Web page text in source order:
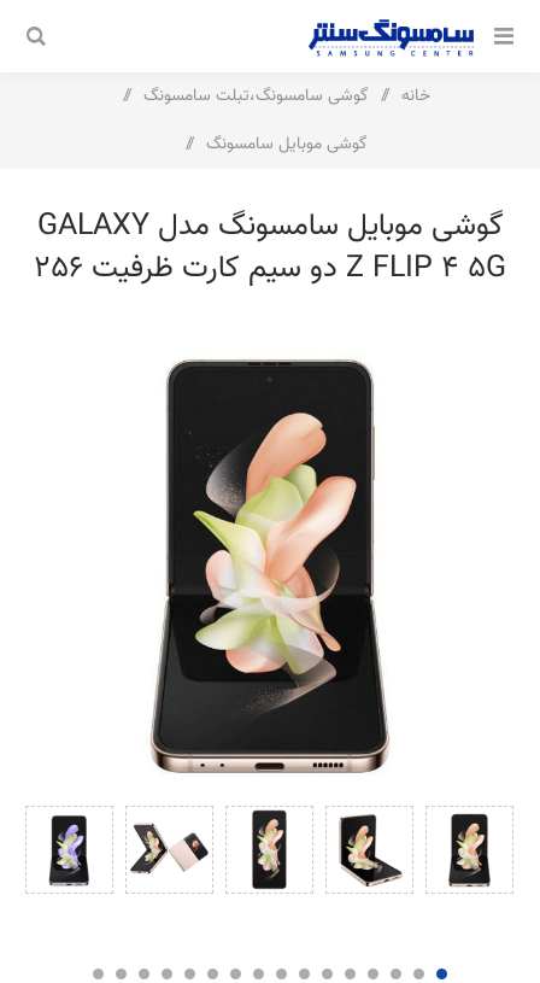
خانه / گوشی سامسونگ،تبلت سامسونگ
/
گوشی موبایل سامسونگ
/
256 گیگابایت و رم 8 گیگابایت
گوشی موبایل سامسونگ مدل GALAXY
Z FLIP 4 5G دو سیم کارت ظرفیت 256